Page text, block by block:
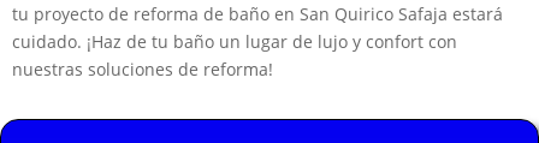
tu proyecto de reforma de baño en San Quirico Safaja estará
cuidado. ¡Haz de tu baño un lugar de lujo y confort con
nuestras soluciones de reforma!